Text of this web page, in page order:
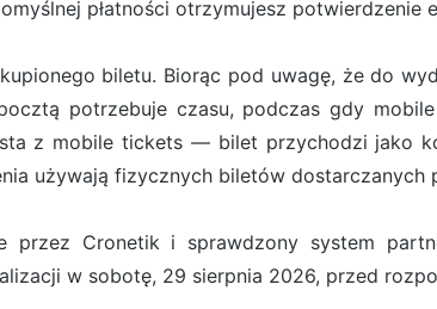
płatności otrzymujesz potwierdzenie
biletu. Biorąc pod uwagę, że do
potrzebuje czasu, podczas gdy
z mobile tickets — bilet przychodzi jako
używają fizycznych biletów dostarczanych
przez Cronetik i sprawdzony system
w sobotę, 29 sierpnia 2026, przed